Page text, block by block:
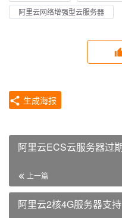
阿里云网络增强型云服务器
生成海报
阿里云ECS云服务器过
上一篇
阿里云2核4G服务器支